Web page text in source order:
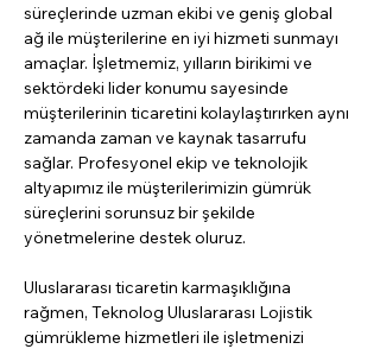
süreçlerinde uzman ekibi ve geniş global
ağ ile müşterilerine en iyi hizmeti sunmayı
amaçlar. İşletmemiz, yılların birikimi ve
sektördeki lider konumu sayesinde
müşterilerinin ticaretini kolaylaştırırken aynı
zamanda zaman ve kaynak tasarrufu
sağlar. Profesyonel ekip ve teknolojik
altyapımız ile müşterilerimizin gümrük
süreçlerini sorunsuz bir şekilde
yönetmelerine destek oluruz.
Uluslararası ticaretin karmaşıklığına
rağmen, Teknolog Uluslararası Lojistik
gümrükleme hizmetleri ile işletmenizi